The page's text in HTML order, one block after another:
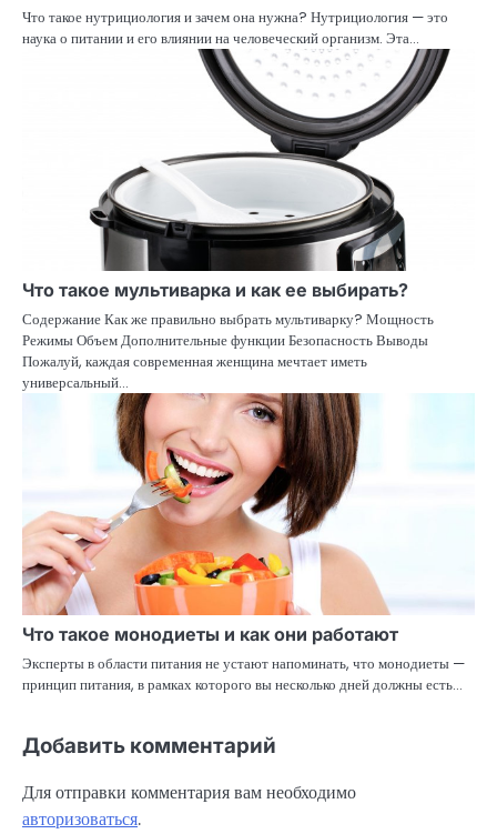
Что такое нутрициология и зачем она нужна? Нутрициология — это
наука о питании и его влиянии на человеческий организм. Эта…
Что такое мультиварка и как ее выбирать?
Содержание Как же правильно выбрать мультиварку? Мощность
Режимы Объем Дополнительные функции Безопасность Выводы
Пожалуй, каждая современная женщина мечтает иметь
универсальный…
Что такое монодиеты и как они работают
Эксперты в области питания не устают напоминать, что монодиеты —
принцип питания, в рамках которого вы несколько дней должны есть…
Добавить комментарий
Для отправки комментария вам необходимо
авторизоваться.